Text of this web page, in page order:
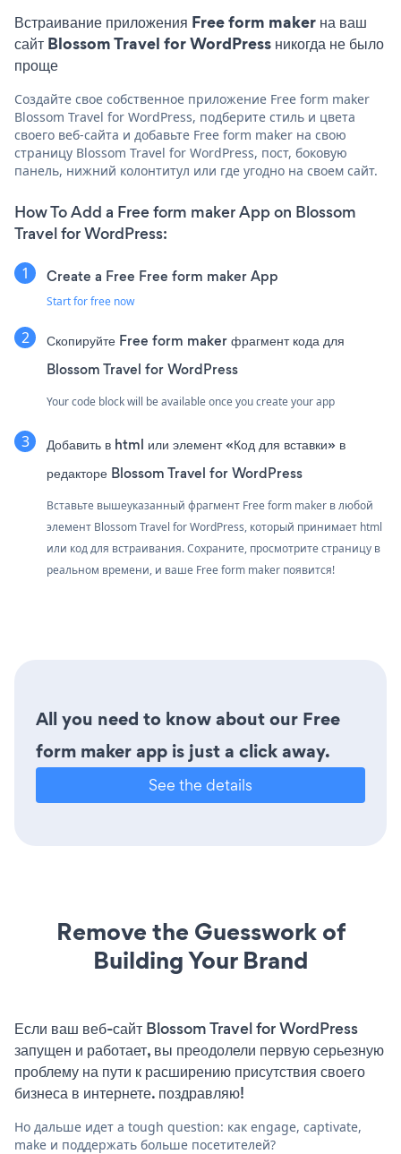
Встраивание приложения Free form maker на ваш
сайт Blossom Travel for WordPress никогда не было
проще
Создайте свое собственное приложение Free form maker
Blossom Travel for WordPress, подберите стиль и цвета
своего веб-сайта и добавьте Free form maker на свою
страницу Blossom Travel for WordPress, пост, боковую
панель, нижний колонтитул или где угодно на своем сайт.
How To Add a Free form maker App on Blossom
Travel for WordPress:
Create a Free Free form maker App
Start for free now
Скопируйте Free form maker фрагмент кода для
Blossom Travel for WordPress
Your code block will be available once you create your app
Добавить в html или элемент «Код для вставки» в
редакторе Blossom Travel for WordPress
Вставьте вышеуказанный фрагмент Free form maker в любой
элемент Blossom Travel for WordPress, который принимает html
или код для встраивания. Сохраните, просмотрите страницу в
реальном времени, и ваше Free form maker появится!
All you need to know about our Free
form maker app is just a click away.
See the details
Remove the Guesswork of
Building Your Brand
Если ваш веб-сайт Blossom Travel for WordPress
запущен и работает, вы преодолели первую серьезную
проблему на пути к расширению присутствия своего
бизнеса в интернете. поздравляю!
Но дальше идет a tough question: как engage, captivate,
make и поддержать больше посетителей?